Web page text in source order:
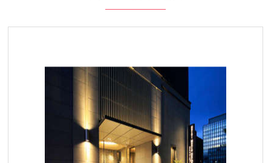
関西発
北陸発
中国・四国発
九州発
周辺の宿泊施設